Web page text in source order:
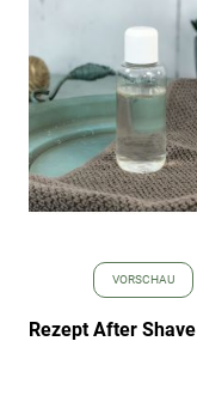
VORSCHAU
Rezept After Shave